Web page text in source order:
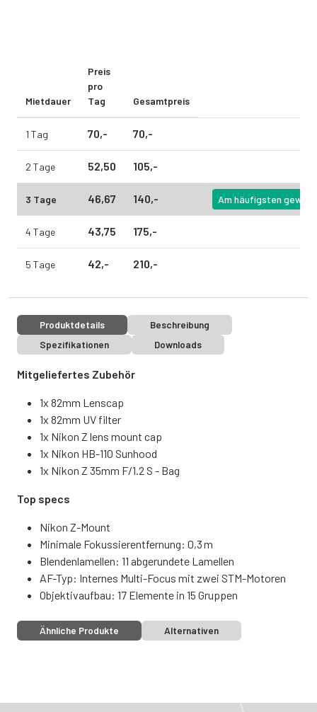
Mietdauer
Preis
pro
Tag
Gesamtpreis
1 Tag 70,- 70,-
2 Tage 52,50 105,-
3 Tage 46,67 140,- Am häufigsten
4 Tage 43,75 175,-
5 Tage 42,- 210,-
Produktdetails
Beschreibung
Spezifikationen
Downloads
Mitgeliefertes Zubehör
1x 82mm Lenscap
1x 82mm UV filter
1x Nikon Z lens mount cap
1x Nikon HB-110 Sunhood
1x Nikon Z 35mm F/1.2 S - Bag
Top specs
Nikon Z-Mount
Minimale Fokussierentfernung: 0,3 m
Blendenlamellen: 11 abgerundete Lamellen
AF-Typ: Internes Multi-Focus mit zwei STM-Motoren
Objektivaufbau: 17 Elemente in 15 Gruppen
Ähnliche Produkte Alternativen